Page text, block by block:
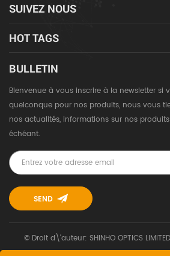
SUIVEZ NOUS
HOT TAGS
BULLETIN
Bienvenue à vous inscrire à la newsletter si
quelconque pour nos produits, nous vous
nos actualités, informations sur nos
échéant.
© Droit d\'auteur: SHINHO OPTICS